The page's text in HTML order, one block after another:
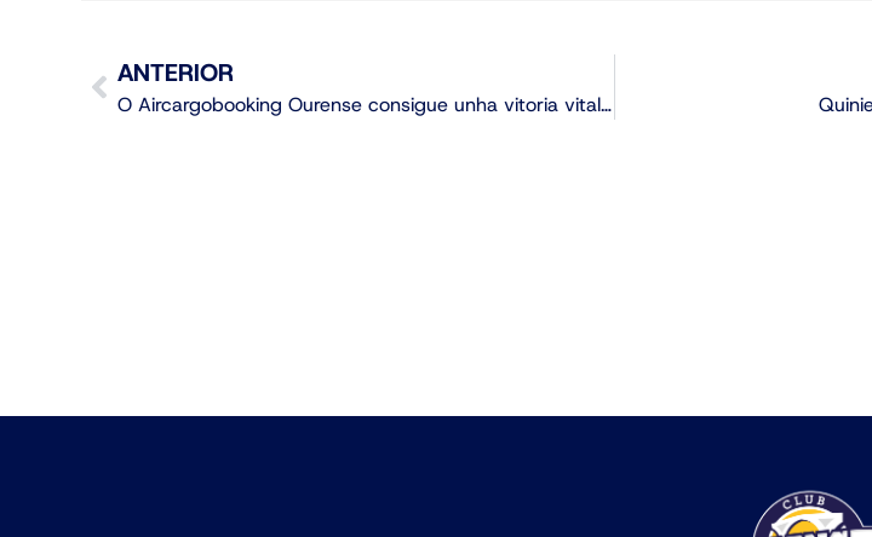
ANTERIOR
O Aircargobooking Ourense consigue unha vitoria vital que permite seguir soñando